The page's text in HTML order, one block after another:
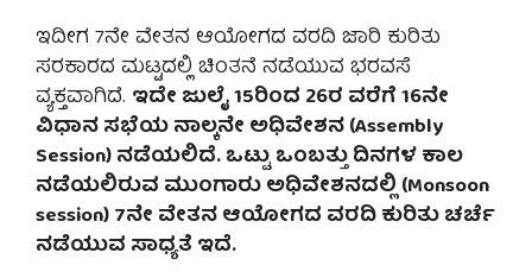
ಇದೀಗ 7ನೇ ವೇತನ ಆಯೋಗದ ವರದಿ ಜಾರಿ ಕುರಿತು
ಸರಕಾರದ ಮಟ್ಟದಲ್ಲಿ ಚಿಂತನೆ ನಡೆಯುವ ಭರವಸೆ
ವ್ಯಕ್ತವಾಗಿದೆ. ಇದೇ ಜುಲೈ 15ರಿಂದ 26ರ ವರೆಗೆ 16ನೇ
ವಿಧಾನ ಸಭೆಯ ನಾಲ್ಕನೇ ಅಧಿವೇಶನ (Assembly
Session) ನಡೆಯಲಿದೆ. ಒಟ್ಟು ಒಂಬತ್ತು ದಿನಗಳ ಕಾಲ
ನಡೆಯಲಿರುವ ಮುಂಗಾರು ಅಧಿವೇಶನದಲ್ಲಿ (Monsoon
session) 7ನೇ ವೇತನ ಆಯೋಗದ ವರದಿ ಕುರಿತು ಚರ್ಚೆ
ನಡೆಯುವ ಸಾಧ್ಯತೆ ಇದೆ.